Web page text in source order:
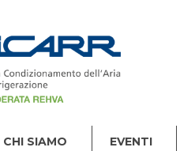
CHI SIAMO EVENTI